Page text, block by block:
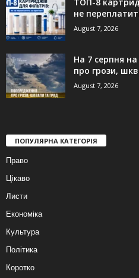
ТОП-8
не
August 7, 2026
На 7 серпня
про грози,
August 7, 2026
ПОПУЛЯРНА КАТЕГОРІЯ
Право
Цікаво
Листи
Економіка
Культура
Політика
Коротко